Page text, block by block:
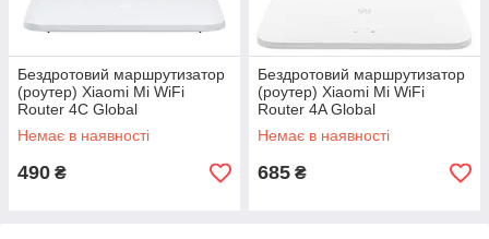
Бездротовий маршрутизатор
(роутер) Xiaomi Mi WiFi
Router 4C Global
(DVB4231GL)
Немає в наявності
490 ₴
Бездротовий маршрутизатор
(роутер) Xiaomi Mi WiFi
Router 4A Global
(DVB4230GL)
Немає в наявності
685 ₴